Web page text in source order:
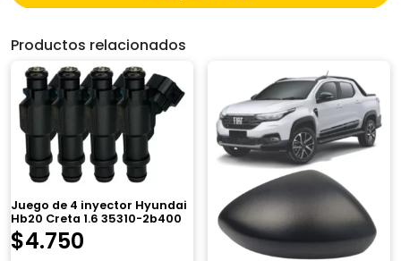
Productos relacionados
Juego de 4 inyector Hyundai
Hb20 Creta 1.6 35310-2b400
$4.750